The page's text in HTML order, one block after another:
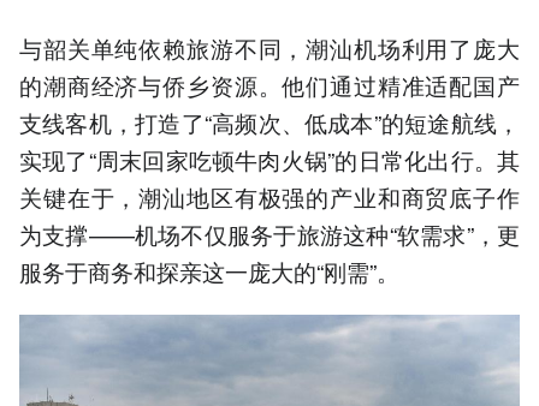
与韶关单纯依赖旅游不同，潮汕机场利用了庞大
的潮商经济与侨乡资源。他们通过精准适配国产
支线客机，打造了“高频次、低成本”的短途航线，
实现了“周末回家吃顿牛肉火锅”的日常化出行。其
关键在于，潮汕地区有极强的产业和商贸底子作
为支撑——机场不仅服务于旅游这种“软需求”，更
服务于商务和探亲这一庞大的“刚需”。